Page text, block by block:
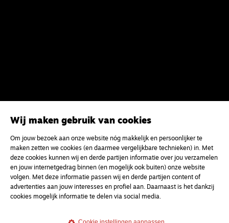
MagazineOnderweg
Onderweg is een platform voor ontmoeting, vorming
en gesprek voor christenen onderweg, in het bijzonder
voor de Nederlandse Gereformeerde Kerken.
Onderweg
Wij maken gebruik van cookies
Om jouw bezoek aan onze website nóg makkelijk en persoonlijker te
maken zetten we cookies (en daarmee vergelijkbare technieken) in. Met
deze cookies kunnen wij en derde partijen informatie over jou verzamelen
en jouw internetgedrag binnen (en mogelijk ook buiten) onze website
volgen. Met deze informatie passen wij en derde partijen content of
advertenties aan jouw interesses en profiel aan. Daarnaast is het dankzij
cookies mogelijk informatie te delen via social media.